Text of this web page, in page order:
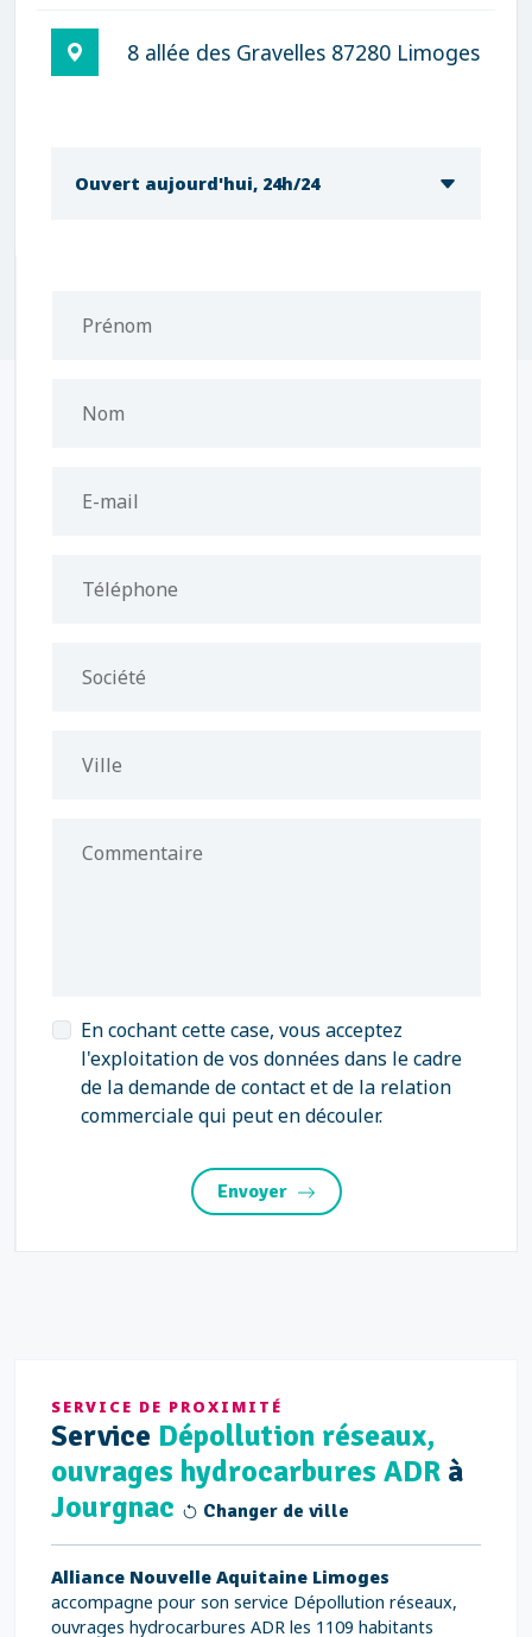
8 allée des Gravelles 87280 Limoges
Ouvert aujourd'hui, 24h/24
Prénom
Nom
E-mail
Téléphone
Société
Ville
Commentaire
En cochant cette case, vous acceptez
l'exploitation de vos données dans le cadre
de la demande de contact et de la relation
commerciale qui peut en découler.
Envoyer
SERVICE DE PROXIMITÉ
Service Dépollution réseaux,
ouvrages hydrocarbures ADR à
Jourgnac
Changer de ville
Alliance Nouvelle Aquitaine Limoges
accompagne pour son service Dépollution réseaux,
ouvrages hydrocarbures ADR les 1109 habitants